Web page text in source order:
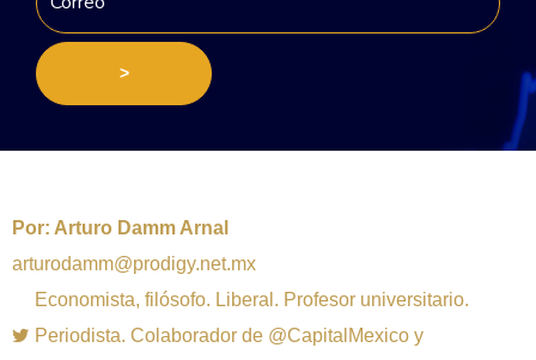
>
Por: Arturo Damm Arnal
arturodamm@prodigy.net.mx
Economista, filósofo. Liberal. Profesor universitario.
Periodista. Colaborador de @CapitalMexico y